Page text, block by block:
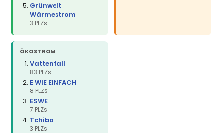
Grünwelt
Wärmestrom
3 PLZs
ÖKOSTROM
Vattenfall
83 PLZs
E WIE EINFACH
8 PLZs
ESWE
7 PLZs
Tchibo
3 PLZs